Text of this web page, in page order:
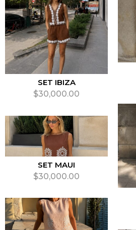
SET IBIZA
$30,000.00
SET MAUI
$30,000.00